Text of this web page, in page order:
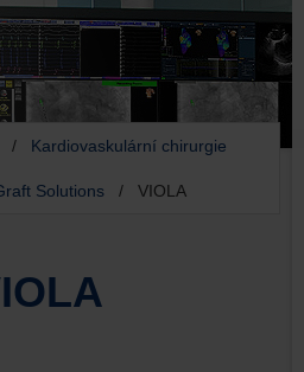
/ Kardiovaskulární chirurgie
Solutions / VIOLA